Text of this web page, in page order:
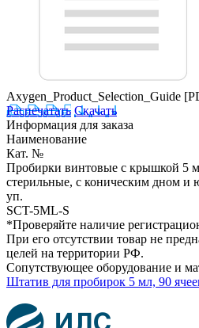
Axygen_Product_Selection_Guide
Распечатать Скачать
Информация для заказа
Наименование
Кат. №
Пробирки винтовые с крышкой 5
стерильные, с коническим дном и
уп.
SCT-5ML-S
*Проверяйте наличие
При его отсутствии товар не
целей на территории РФ.
Сопутствующее оборудование и
Штатив для пробирок 5 мл, 90